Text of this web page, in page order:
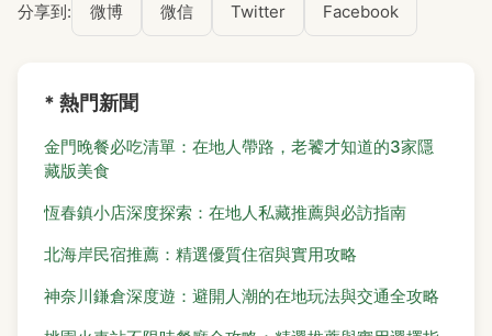
分享到: 微博 微信 Twitter Facebook
* 熱門新聞
金門晚餐必吃清單：在地人帶路，老饕才知道的3家隱
藏版美食
恆春鎮小店深度探索：在地人私藏推薦與必訪指南
北海岸民宿推薦：精選優質住宿與實用攻略
神奈川鎌倉深度遊：避開人潮的在地玩法與交通全攻略